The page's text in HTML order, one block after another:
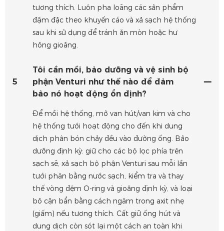
tương thích. Luôn pha loãng các sản phẩm
đậm đặc theo khuyến cáo và xả sạch hệ thống
sau khi sử dụng để tránh ăn mòn hoặc hư
hỏng gioăng.
5
Tôi cần mồi, bảo dưỡng và vệ sinh bộ
phận Venturi như thế nào để đảm
bảo nó hoạt động ổn định?
Để mồi hệ thống, mở van hút/van kim và cho
hệ thống tưới hoạt động cho đến khi dung
dịch phân bón chảy đều vào đường ống. Bảo
dưỡng định kỳ: giữ cho các bộ lọc phía trên
sạch sẽ, xả sạch bộ phận Venturi sau mỗi lần
tưới phân bằng nước sạch, kiểm tra và thay
thế vòng đệm O-ring và gioăng định kỳ, và loại
bỏ cặn bẩn bằng cách ngâm trong axit nhẹ
(giấm) nếu tương thích. Cất giữ ống hút và
dung dịch còn sót lại một cách an toàn khi